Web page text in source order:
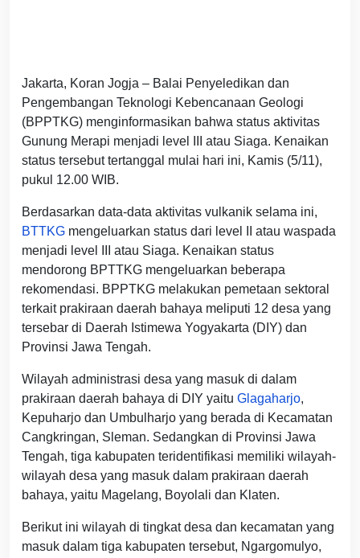
Jakarta, Koran Jogja – Balai Penyeledikan dan
Pengembangan Teknologi Kebencanaan Geologi
(BPPTKG) menginformasikan bahwa status aktivitas
Gunung Merapi menjadi level III atau Siaga. Kenaikan
status tersebut tertanggal mulai hari ini, Kamis (5/11),
pukul 12.00 WIB.
Berdasarkan data-data aktivitas vulkanik selama ini,
BTTKG mengeluarkan status dari level II atau waspada
menjadi level III atau Siaga. Kenaikan status
mendorong BPTTKG mengeluarkan beberapa
rekomendasi. BPPTKG melakukan pemetaan sektoral
terkait prakiraan daerah bahaya meliputi 12 desa yang
tersebar di Daerah Istimewa Yogyakarta (DIY) dan
Provinsi Jawa Tengah.
Wilayah administrasi desa yang masuk di dalam
prakiraan daerah bahaya di DIY yaitu Glagaharjo,
Kepuharjo dan Umbulharjo yang berada di Kecamatan
Cangkringan, Sleman. Sedangkan di Provinsi Jawa
Tengah, tiga kabupaten teridentifikasi memiliki wilayah-
wilayah desa yang masuk dalam prakiraan daerah
bahaya, yaitu Magelang, Boyolali dan Klaten.
Berikut ini wilayah di tingkat desa dan kecamatan yang
masuk dalam tiga kabupaten tersebut, Ngargomulyo,